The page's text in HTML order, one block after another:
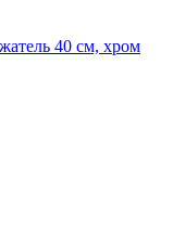
40 см, хром